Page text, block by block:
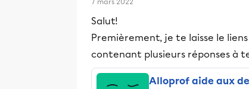
7 mars 2022
Salut!
Premièrement, je te laisse le
contenant plusieurs réponses à
Alloprof aide aux